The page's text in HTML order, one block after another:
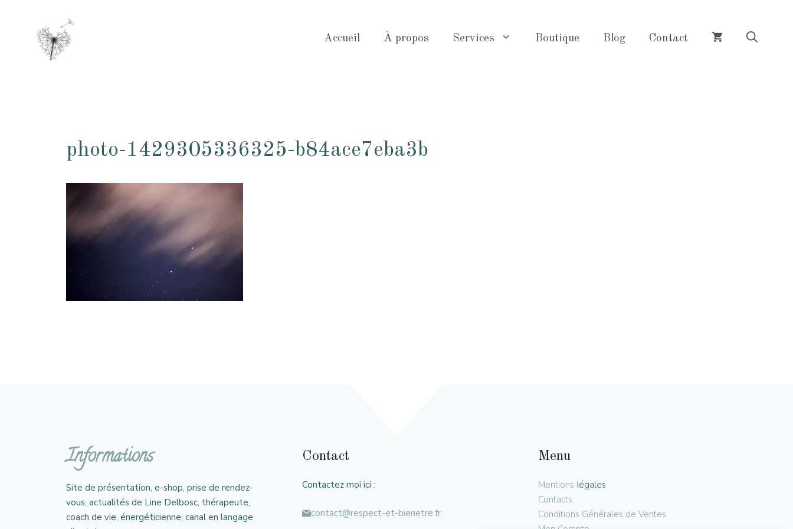
Accueil À propos Services Boutique Blog Contact
photo-1429305336325-b84ace7eba3b
Informations
Site de présentation, e-shop, prise de rendez-
vous, actualités de Line Delbosc, thérapeute,
coach de vie, énergéticienne, canal en langage
Contact
Contactez moi ici :
contact@respect-et-bienetre.fr
Menu
Mentions légales
Contacts
Conditions Générales de Ventes